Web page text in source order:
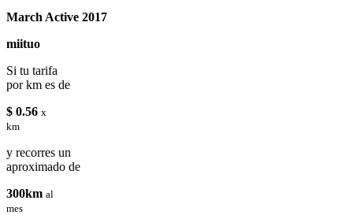
March Active 2017
miituo
Si tu tarifa
por km es de
$ 0.56 x
km
y recorres un
aproximado de
300km al
mes